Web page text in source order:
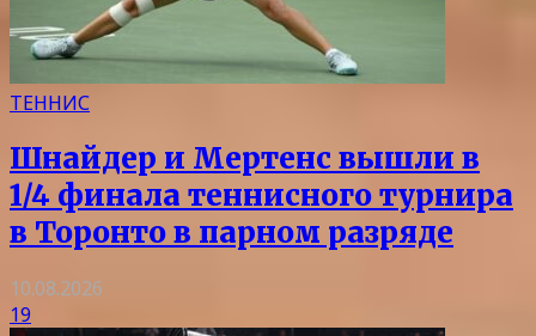
ТЕННИС
Шнайдер и Мертенс вышли в
1/4 финала теннисного турнира
в Торонто в парном разряде
10.08.2026
19